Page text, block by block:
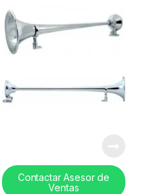
Contactar Asesor de
Ventas